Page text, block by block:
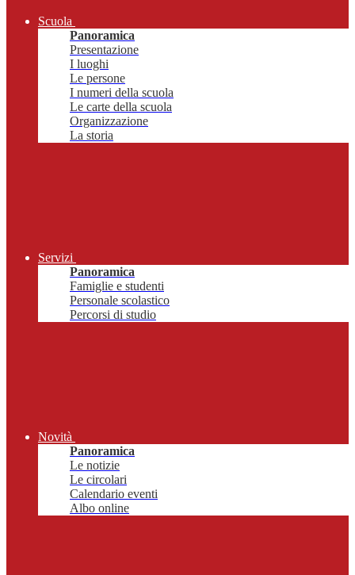
Scuola
Panoramica
Presentazione
I luoghi
Le persone
I numeri della scuola
Le carte della scuola
Organizzazione
La storia
Servizi
Panoramica
Famiglie e studenti
Personale scolastico
Percorsi di studio
Novità
Panoramica
Le notizie
Le circolari
Calendario eventi
Albo online